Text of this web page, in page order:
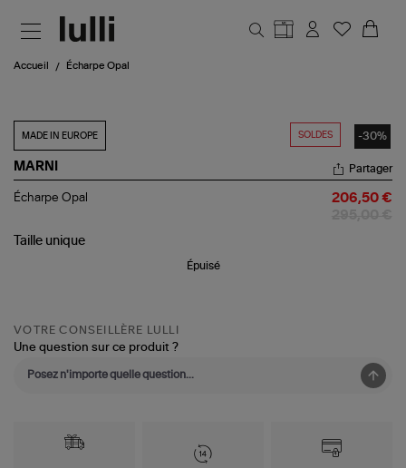
Accueil Écharpe Opal
SOLDES -30%
MADE IN EUROPE
MARNI
Écharpe
Partager
Écharpe Opal 206,50 €
Taille unique
Épuisé
VOTRE CONSEILLÈRE LULLI
Une question sur ce produit ?